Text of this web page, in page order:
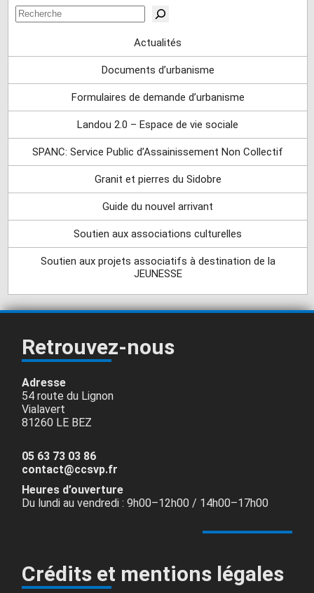
Rechercher
Actualités
Documents d’urbanisme
Formulaires de demande d’urbanisme
Landou 2.0 – Espace de vie sociale
SPANC: Service Public d’Assainissement Non Collectif
Granit et pierres du Sidobre
Guide du nouvel arrivant
Soutien aux associations culturelles
Soutien aux projets associatifs à destination de la
JEUNESSE
Retrouvez-nous
Adresse
54 route du Lignon
Vialavert
81260 LE BEZ
05 63 73 03 86
contact@ccsvp.fr
Heures d’ouverture
Du lundi au vendredi : 9h00–12h00 / 14h00–17h00
Crédits et mentions légales